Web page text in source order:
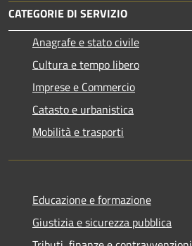
CATEGORIE DI SERVIZIO
Anagrafe e stato civile
Cultura e tempo libero
Imprese e Commercio
Catasto e urbanistica
Mobilità e trasporti
Educazione e formazione
Giustizia e sicurezza pubblica